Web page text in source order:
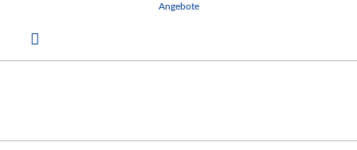
Angebote